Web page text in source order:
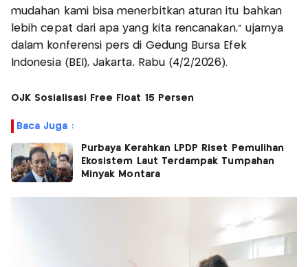
mudahan kami bisa menerbitkan aturan itu bahkan
lebih cepat dari apa yang kita rencanakan," ujarnya
dalam konferensi pers di Gedung Bursa Efek
Indonesia (BEI), Jakarta, Rabu (4/2/2026).
OJK Sosialisasi Free Float 15 Persen
Baca Juga :
Purbaya Kerahkan LPDP Riset Pemulihan
Ekosistem Laut Terdampak Tumpahan
Minyak Montara